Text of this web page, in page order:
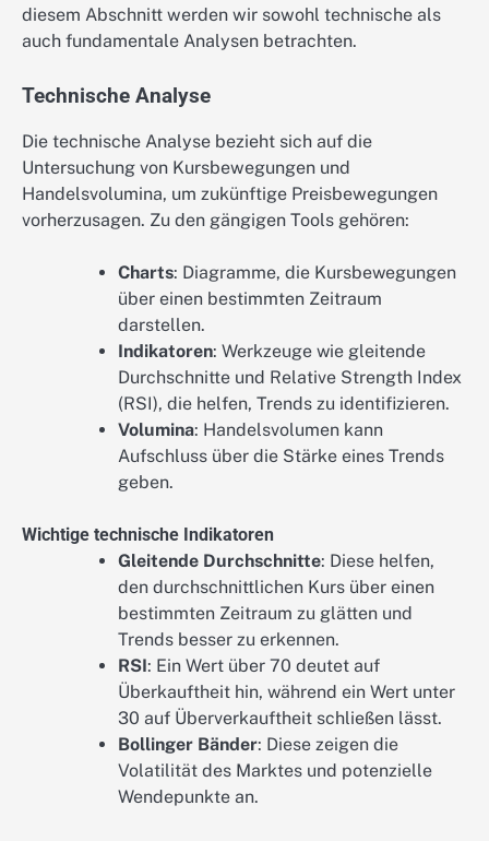
diesem Abschnitt werden wir sowohl technische als
auch fundamentale Analysen betrachten.
Technische Analyse
Die technische Analyse bezieht sich auf die
Untersuchung von Kursbewegungen und
Handelsvolumina, um zukünftige Preisbewegungen
vorherzusagen. Zu den gängigen Tools gehören:
Charts: Diagramme, die Kursbewegungen
über einen bestimmten Zeitraum
darstellen.
Indikatoren: Werkzeuge wie gleitende
Durchschnitte und Relative Strength Index
(RSI), die helfen, Trends zu identifizieren.
Volumina: Handelsvolumen kann
Aufschluss über die Stärke eines Trends
geben.
Wichtige technische Indikatoren
Gleitende Durchschnitte: Diese helfen,
den durchschnittlichen Kurs über einen
bestimmten Zeitraum zu glätten und
Trends besser zu erkennen.
RSI: Ein Wert über 70 deutet auf
Überkauftheit hin, während ein Wert unter
30 auf Überverkauftheit schließen lässt.
Bollinger Bänder: Diese zeigen die
Volatilität des Marktes und potenzielle
Wendepunkte an.